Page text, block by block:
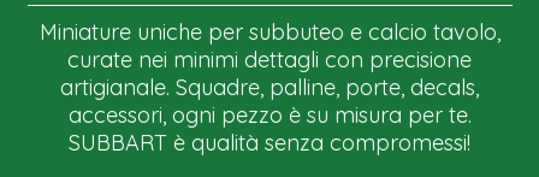
Miniature uniche per subbuteo e calcio tavolo,
curate nei minimi dettagli con precisione
artigianale. Squadre, palline, porte, decals,
accessori, ogni pezzo è su misura per te.
SUBBART è qualità senza compromessi!